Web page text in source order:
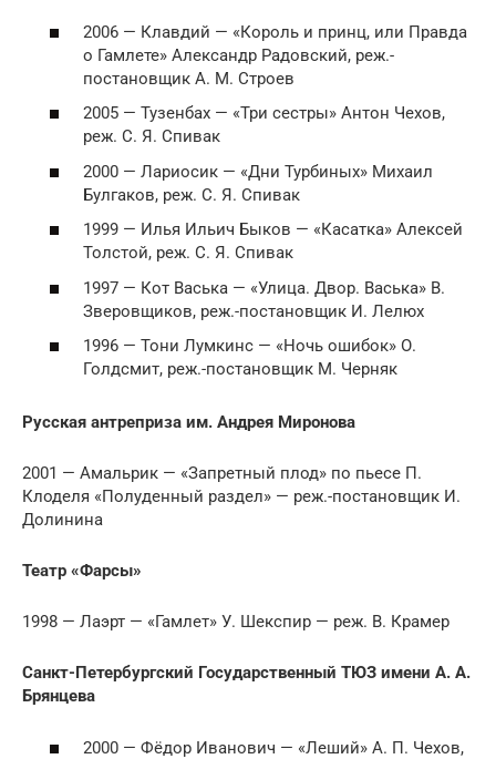
2006 — Клавдий — «Король и принц, или Правда
о Гамлете» Александр Радовский, реж.-
постановщик А. М. Строев
2005 — Тузенбах — «Три сестры» Антон Чехов,
реж. С. Я. Спивак
2000 — Лариосик — «Дни Турбиных» Михаил
Булгаков, реж. С. Я. Спивак
1999 — Илья Ильич Быков — «Касатка» Алексей
Толстой, реж. С. Я. Спивак
1997 — Кот Васька — «Улица. Двор. Васька» В.
Зверовщиков, реж.-постановщик И. Лелюх
1996 — Тони Лумкинс — «Ночь ошибок» О.
Голдсмит, реж.-постановщик М. Черняк
Русская антреприза им. Андрея Миронова
2001 — Амальрик — «Запретный плод» по пьесе П.
Клоделя «Полуденный раздел» — реж.-постановщик И.
Долинина
Театр «Фарсы»
1998 — Лаэрт — «Гамлет» У. Шекспир — реж. В. Крамер
Санкт-Петербургский Государственный ТЮЗ имени А. А.
Брянцева
2000 — Фёдор Иванович — «Леший» А. П. Чехов,